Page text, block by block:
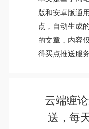
版和安卓版通
点，自动生成
的文章，内容
得买点推送服
云端缠
送，每